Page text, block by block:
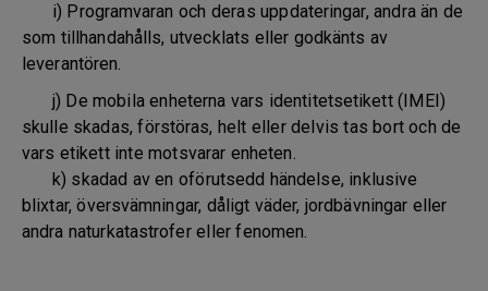
i) Programvaran och deras uppdateringar, andra än de
som tillhandahålls, utvecklats eller godkänts av
leverantören.
j) De mobila enheterna vars identitetsetikett (IMEI)
skulle skadas, förstöras, helt eller delvis tas bort och de
vars etikett inte motsvarar enheten.
k) skadad av en oförutsedd händelse, inklusive
blixtar, översvämningar, dåligt väder, jordbävningar eller
andra naturkatastrofer eller fenomen.